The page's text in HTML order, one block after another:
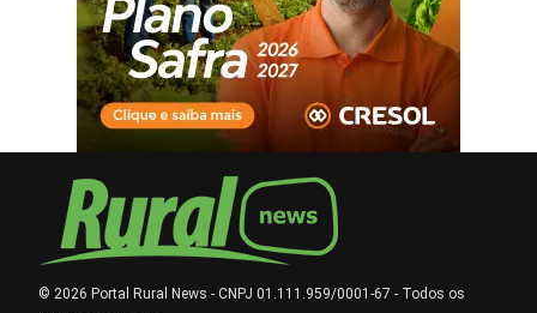
© 2026 Portal Rural News - CNPJ 01.111.959/0001-67 - Todos os